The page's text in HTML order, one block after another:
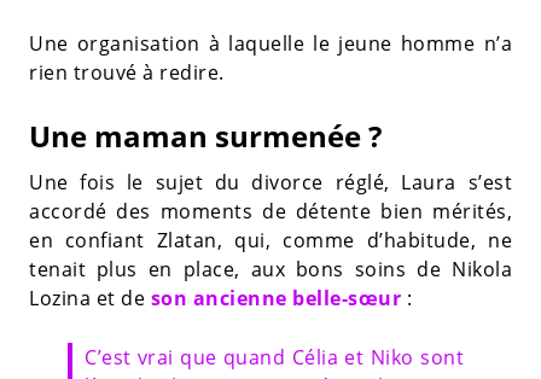
Une organisation à laquelle le jeune homme n’a
rien trouvé à redire.
Une maman surmenée ?
Une fois le sujet du divorce réglé, Laura s’est
accordé des moments de détente bien mérités,
en confiant Zlatan, qui, comme d’habitude, ne
tenait plus en place, aux bons soins de Nikola
Lozina et de son ancienne belle-sœur :
C’est vrai que quand Célia et Niko sont